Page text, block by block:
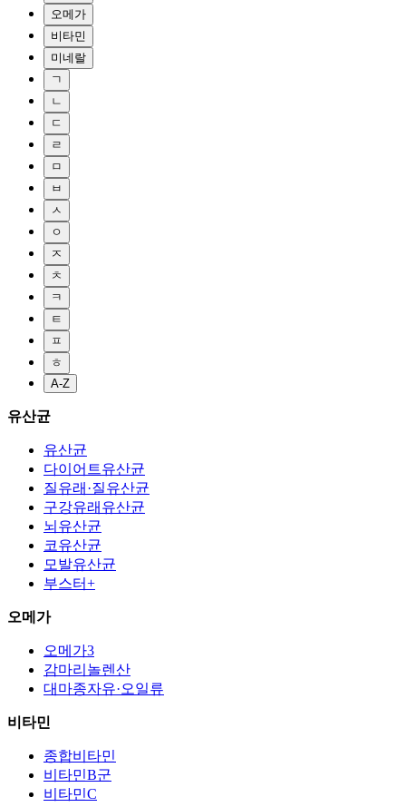
오메가
비타민
미네랄
ㄱ
ㄴ
ㄷ
ㄹ
ㅁ
ㅂ
ㅅ
ㅇ
ㅈ
ㅊ
ㅋ
ㅌ
ㅍ
ㅎ
A-Z
유산균
유산균
다이어트유산균
질유래·질유산균
구강유래유산균
뇌유산균
코유산균
모발유산균
부스터+
오메가
오메가3
감마리놀렌산
대마종자유·오일류
비타민
종합비타민
비타민B군
비타민C